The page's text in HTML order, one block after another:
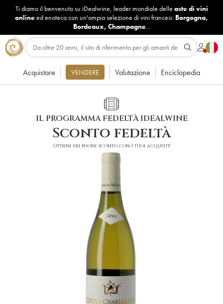
Ti diamo il benvenuto su iDealwine, leader mondiale delle aste di vini
onlineed enoteca con un'ampia selezione di vini francesi: Borgogna,
Bordeaux, Champagne...
Acquistare VENDERE Valutazione Enciclopedia
IL PROGRAMMA FEDELTÀ IDEALWINE
Sconto fedeltà
Ottieni dei buoni sconto con i tuoi acquisti!